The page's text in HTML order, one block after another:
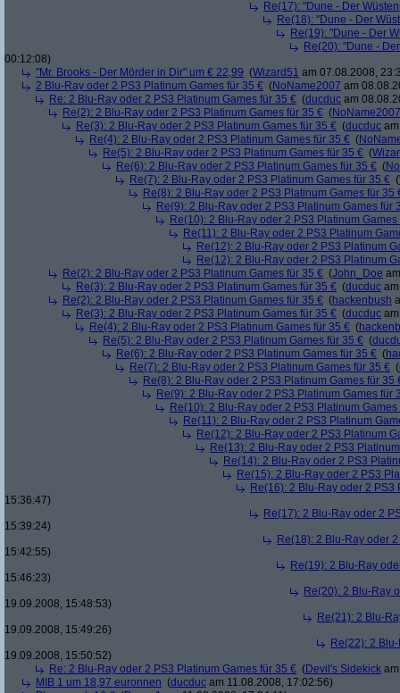
Re(17): "Dune - Der
Re(18): "Dune - Der
Re(19): "Dune - Der
Re(20): "Dune -
00:12:08)
"Mr. Brooks - Der Mörder in Dir" um € 22,99 (Wizard51 am 07.08.2008,
2 Blu-Ray oder 2 PS3 Platinum Games für 35 € (NoName2007 am
Re: 2 Blu-Ray oder 2 PS3 Platinum Games für 35 € (ducduc am
Re(2): 2 Blu-Ray oder 2 PS3 Platinum Games für 35 € (NoName2007
Re(3): 2 Blu-Ray oder 2 PS3 Platinum Games für 35 € (ducduc
Re(4): 2 Blu-Ray oder 2 PS3 Platinum Games für 35 € (
Re(5): 2 Blu-Ray oder 2 PS3 Platinum Games für 35 € (
Re(6): 2 Blu-Ray oder 2 PS3 Platinum Games für 35 € (
Re(7): 2 Blu-Ray oder 2 PS3 Platinum Games für 35 € (
Re(8): 2 Blu-Ray oder 2 PS3 Platinum Games für 35
Re(9): 2 Blu-Ray oder 2 PS3 Platinum Games für
Re(10): 2 Blu-Ray oder 2 PS3 Platinum Games
Re(11): 2 Blu-Ray oder 2 PS3 Platinum
Re(12): 2 Blu-Ray oder 2 PS3 Platinum
Re(12): 2 Blu-Ray oder 2 PS3 Platinum
Re(2): 2 Blu-Ray oder 2 PS3 Platinum Games für 35 € (John_Doe
Re(3): 2 Blu-Ray oder 2 PS3 Platinum Games für 35 € (ducduc
Re(2): 2 Blu-Ray oder 2 PS3 Platinum Games für 35 € (hackenbush
Re(3): 2 Blu-Ray oder 2 PS3 Platinum Games für 35 € (ducduc
Re(4): 2 Blu-Ray oder 2 PS3 Platinum Games für 35 € (
Re(5): 2 Blu-Ray oder 2 PS3 Platinum Games für 35 € (
Re(6): 2 Blu-Ray oder 2 PS3 Platinum Games für 35 € (
Re(7): 2 Blu-Ray oder 2 PS3 Platinum Games für 35 € (
Re(8): 2 Blu-Ray oder 2 PS3 Platinum Games für 35
Re(9): 2 Blu-Ray oder 2 PS3 Platinum Games für
Re(10): 2 Blu-Ray oder 2 PS3 Platinum Games
Re(11): 2 Blu-Ray oder 2 PS3 Platinum
Re(12): 2 Blu-Ray oder 2 PS3 Platinum
Re(13): 2 Blu-Ray oder 2 PS3
Re(14): 2 Blu-Ray oder 2 PS3
Re(15): 2 Blu-Ray oder 2 PS3
Re(16): 2 Blu-Ray oder 2 PS3
15:36:47)
Re(17): 2 Blu-Ray oder 2
15:39:24)
Re(18): 2 Blu-Ray oder
15:42:55)
Re(19): 2 Blu-Ray
15:46:23)
Re(20): 2 Blu-Ray
19.09.2008, 15:48:53)
Re(21): 2 Blu-
19.09.2008, 15:49:26)
Re(22): 2
19.09.2008, 15:50:52)
Re: 2 Blu-Ray oder 2 PS3 Platinum Games für 35 € (Devil's Sidekick
MIB 1 um 18,97 euronnen (ducduc am 11.08.2008, 17:02:56)